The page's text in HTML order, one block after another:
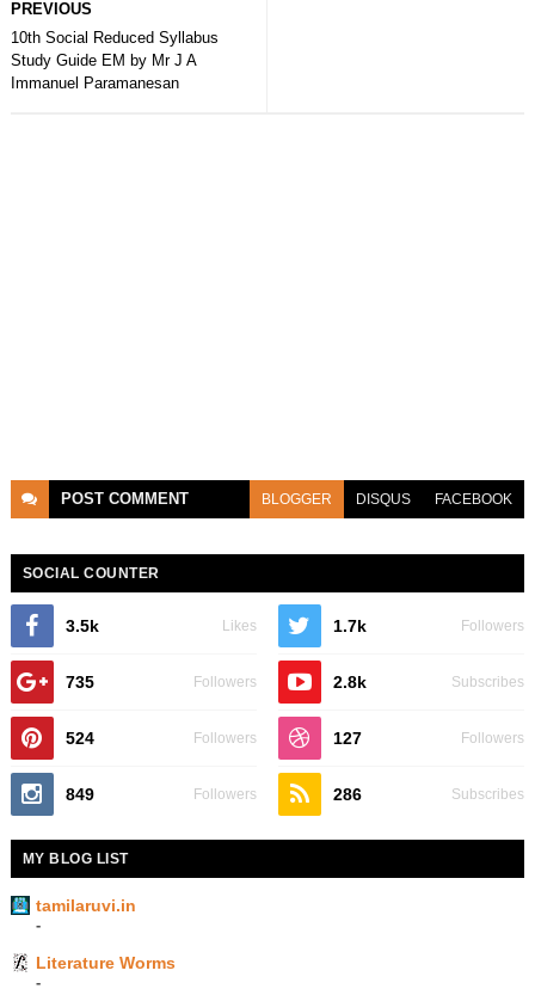
PREVIOUS
10th Social Reduced Syllabus
Study Guide EM by Mr J A
Immanuel Paramanesan
POST COMMENT BLOGGER DISQUS FACEBOOK
SOCIAL COUNTER
3.5k Likes 1.7k Followers
735 Followers 2.8k Subscribes
524 Followers 127 Followers
849 Followers 286 Subscribes
MY BLOG LIST
tamilaruvi.in
-
Literature Worms
-